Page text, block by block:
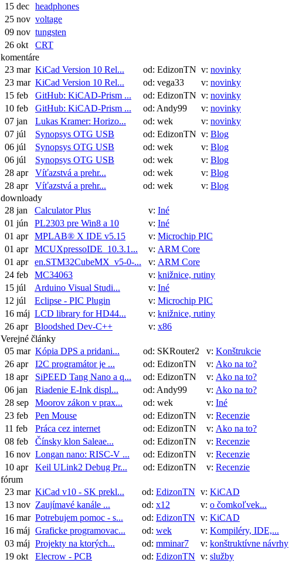
15 dec headphones
25 nov voltage
09 nov tungsten
26 okt
CRT
komentáre
23 mar KiCad Version 10 Rel... od: EdizonTN v: novinky
23 mar KiCad Version 10 Rel... od: vega33 v: novinky
15 feb
GitHub: KiCAD-Prism ... od: EdizonTN v: novinky
10 feb
GitHub: KiCAD-Prism ... od: Andy99 v: novinky
07 jan
Lukas Kramer: Horizo... od: wek v: novinky
07 júl
Synopsys OTG USB od: EdizonTN v: Blog
06 júl
Synopsys OTG USB od: wek v: Blog
06 júl
Synopsys OTG USB od: wek v: Blog
28 apr
Víťazstvá a prehr... od: wek v: Blog
28 apr
Víťazstvá a prehr... od: wek v: Blog
downloady
28 jan
Calculator Plus v: Iné
01 jún
PL2303 pre Win8 a 10 v: Iné
01 apr
MPLAB® X IDE v5.15 v: Microchip PIC
01 apr
MCUXpressoIDE_10.3.1... v: ARM Core
01 apr
en.STM32CubeMX_v5-0-... v: ARM Core
24 feb
MC34063 v: knižnice, rutiny
15 júl
Arduino Visual Studi... v: Iné
12 júl
Eclipse - PIC Plugin v: Microchip PIC
16 máj LCD library for HD44... v: knižnice, rutiny
26 apr
Bloodshed Dev-C++ v: x86
Verejné články
05 mar Kópia DPS a pridani... od: SKRouter2 v: Konštrukcie
26 apr
I2C programátor je ... od: EdizonTN v: Ako na to?
18 apr
SiPEED Tang Nano a q... od: EdizonTN v: Ako na to?
06 jan
Riadenie E-Ink displ... od: Andy99 v: Ako na to?
28 sep
Moorov zákon v prax... od: wek v: Iné
23 feb
Pen Mouse od: EdizonTN v: Recenzie
11 feb
Práca cez internet od: EdizonTN v: Ako na to?
08 feb
Čínsky klon Saleae... od: EdizonTN v: Recenzie
16 nov Longan nano: RISC-V ... od: EdizonTN v: Recenzie
10 apr
Keil ULink2 Debug Pr... od: EdizonTN v: Recenzie
fórum
23 mar KiCad v10 - SK prekl... od: EdizonTN v: KiCAD
13 nov Zaujímavé kanále ... od: x12 v: o čomkoľvek...
16 mar Potrebujem pomoc - s... od: EdizonTN v: KiCAD
16 máj Graficke programovac... od: wek v: Kompiléry, IDE,...
03 máj Projekty na ktorých... od: mminar7 v: konštruktívne návrhy
19 okt
Elecrow - PCB od: EdizonTN v: služby